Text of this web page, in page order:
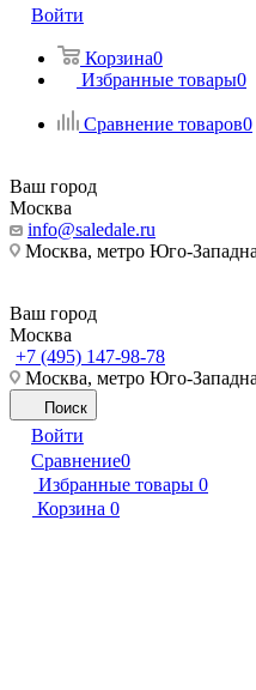
Войти
Корзина0
Избранные товары0
Сравнение товаров0
Ваш город
Москва
info@saledale.ru
Москва, метро Юго-
Ваш город
Москва
+7 (495) 147-98-78
Москва, метро Юго-
Поиск
Войти
Сравнение0
Избранные товары 0
Корзина 0